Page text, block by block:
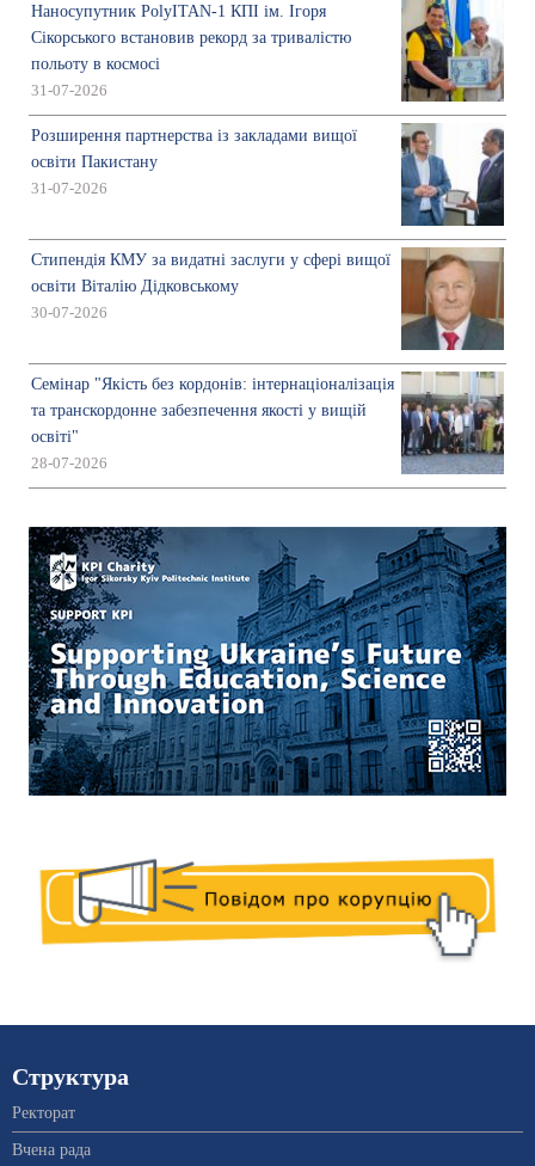
Наносупутник PolyITAN-1 КПІ ім. Ігоря
Сікорського встановив рекорд за тривалістю
польоту в космосі
31-07-2026
Розширення партнерства із закладами вищої
освіти Пакистану
31-07-2026
Стипендія КМУ за видатні заслуги у сфері вищої
освіти Віталію Дідковському
30-07-2026
Семінар "Якість без кордонів: інтернаціоналізація
та транскордонне забезпечення якості у вищій
освіті"
28-07-2026
Структура
Ректорат
Вчена рада